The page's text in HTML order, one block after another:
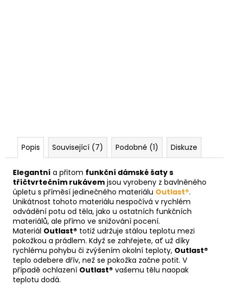
Popis Související (7) Podobné (1) Diskuze
Elegantní a přitom funkční dámské šaty s
tříčtvrtečním rukávem jsou vyrobeny z bavlněného
úpletu s příměsí jedinečného materiálu Outlast®.
Unikátnost tohoto materiálu nespočívá v rychlém
odvádění potu od těla, jako u ostatních funkčních
materiálů, ale přímo ve snižování pocení.
Materiál Outlast® totiž udržuje stálou teplotu mezi
pokožkou a prádlem. Když se zahřejete, ať už díky
rychlému pohybu či zvýšením okolní teploty, Outlast®
teplo odebere dřív, než se pokožka začne potit. V
případě ochlazení Outlast® vašemu tělu naopak
teplotu dodá.